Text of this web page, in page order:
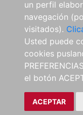
un perfil
navegación
visitados).
Usted puede
cookies
el botón
ACEPTAR